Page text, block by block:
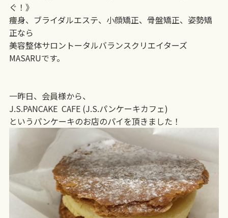
ぐ！》
痩身、ブライダルエステ、小顔矯正、骨盤矯正、姿勢矯
正なら
美容整体サロントータルバランスクリエイターズ
MASARUです。
一昨日、会員様から、
J.S.PANCAKE CAFE (J.S.パンケーキカフェ)
というパンケーキのお店のパイを頂きました！